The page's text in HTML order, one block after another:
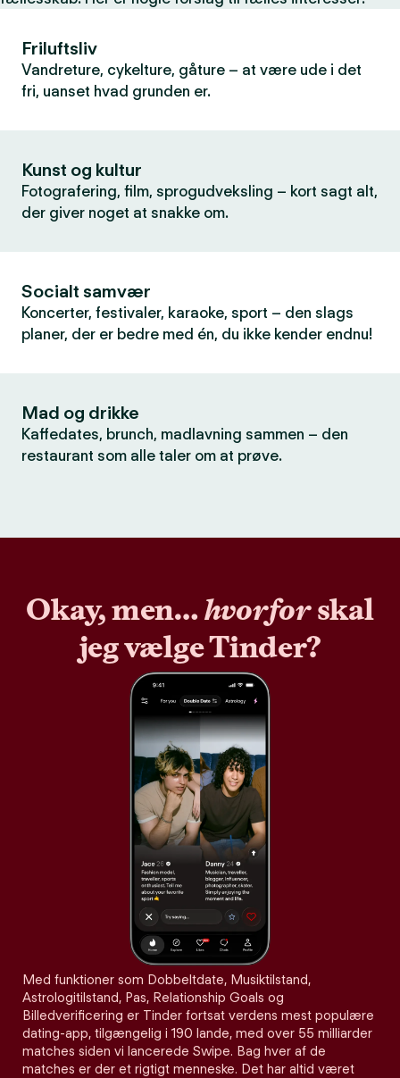
Friluftsliv
Vandreture, cykelture, gåture – at være ude i det
fri, uanset hvad grunden er.
Kunst og kultur
Fotografering, film, sprogudveksling – kort sagt alt,
der giver noget at snakke om.
Socialt samvær
Koncerter, festivaler, karaoke, sport – den slags
planer, der er bedre med én, du ikke kender endnu!
Mad og drikke
Kaffedates, brunch, madlavning sammen – den
restaurant som alle taler om at prøve.
Okay, men…hvorforskal
jeg vælge Tinder?
Med funktioner som Dobbeltdate, Musiktilstand,
Astrologitilstand, Pas, Relationship Goals og
Billedverificering er Tinder fortsat verdens mest populære
dating-app, tilgængelig i 190 lande, med over 55 milliarder
matches siden vi lancerede Swipe. Bag hver af de
matches er der et rigtigt menneske. Det har altid været